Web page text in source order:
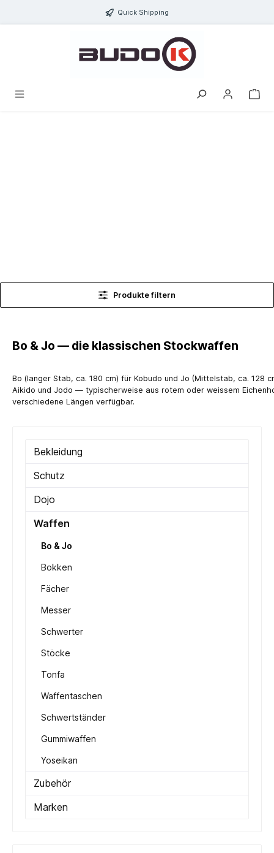
Quick Shipping
Produkte filtern
Bo & Jo — die klassischen Stockwaffen
Bo (langer Stab, ca. 180 cm) für Kobudo und Jo (Mittelstab, ca. 128
Aikido und Jodo — typischerweise aus rotem oder weissem
verschiedene Längen verfügbar.
Bekleidung
Schutz
Dojo
Waffen
Bo & Jo
Bokken
Fächer
Messer
Schwerter
Stöcke
Tonfa
Waffentaschen
Schwertständer
Gummiwaffen
Yoseikan
Zubehör
Marken